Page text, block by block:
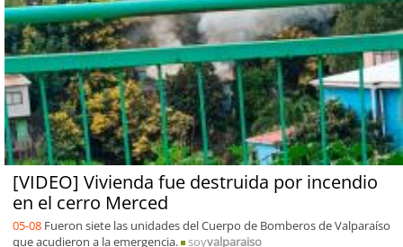
[VIDEO] Vivienda fue destruida por incendio
en el cerro Merced
05-08 Fueron siete las unidades del Cuerpo de Bomberos de Valparaíso
que acudieron a la emergencia.
soyvalparaiso